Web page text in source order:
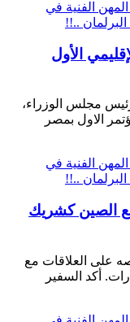
الأول
مجلس الوزراء،
الاول بمصر
الصين كشريك
على العلاقات مع
أكد السفير